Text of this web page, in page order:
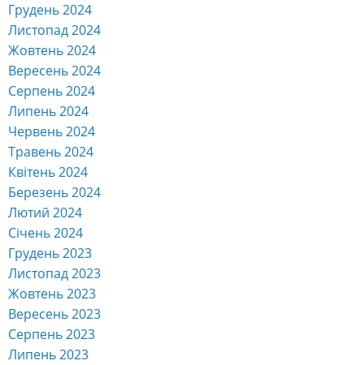
Грудень 2024
Листопад 2024
Жовтень 2024
Вересень 2024
Серпень 2024
Липень 2024
Червень 2024
Травень 2024
Квітень 2024
Березень 2024
Лютий 2024
Січень 2024
Грудень 2023
Листопад 2023
Жовтень 2023
Вересень 2023
Серпень 2023
Липень 2023